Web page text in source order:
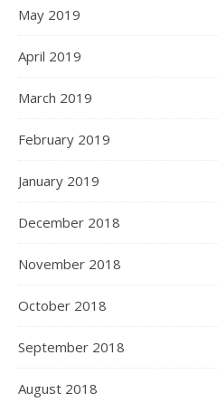
May 2019
April 2019
March 2019
February 2019
January 2019
December 2018
November 2018
October 2018
September 2018
August 2018